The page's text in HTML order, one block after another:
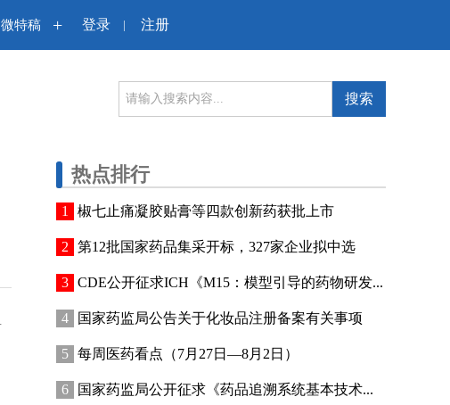
微特稿 + 登录 | 注册
搜索
热点排行
椒七止痛凝胶贴膏等四款创新药获批上市
第12批国家药品集采开标，327家企业拟中选
CDE公开征求ICH《M15：模型引导的药物研发...
国家药监局公告关于化妆品注册备案有关事项
每周医药看点（7月27日—8月2日）
国家药监局公开征求《药品追溯系统基本技术...